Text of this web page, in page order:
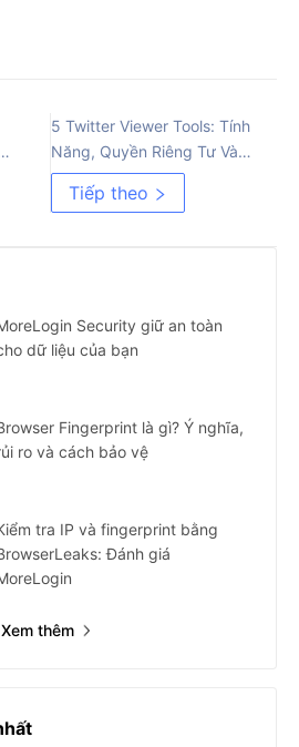
5 Twitter Viewer Tools: Tính
Năng, Quyền Riêng Tư Và
Giới Hạn
Tiếp theo
Security giữ an toàn
dữ liệu của bạn
Fingerprint là gì? Ý nghĩa,
ro và cách bảo vệ
tra IP và fingerprint bằng
Đánh giá
Xem thêm